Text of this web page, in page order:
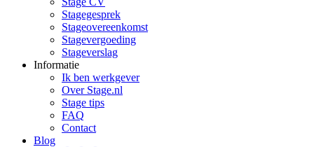
Stagegesprek
Stageovereenkomst
Stagevergoeding
Stageverslag
Informatie
Ik ben werkgever
Over Stage.nl
Stage tips
FAQ
Contact
Blog